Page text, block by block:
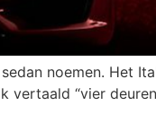
noemen. Het
“vier